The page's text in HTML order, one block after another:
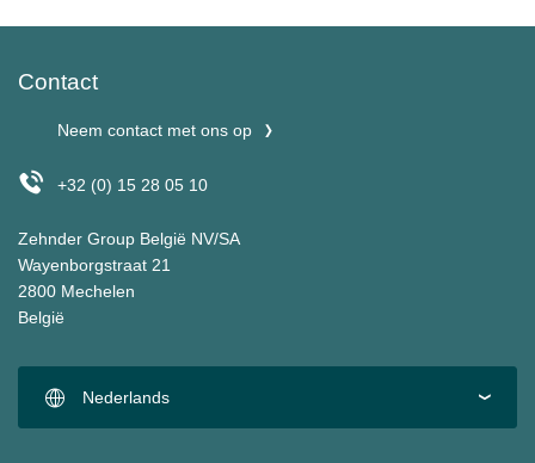
Contact
Neem contact met ons op
+32 (0) 15 28 05 10
Zehnder Group België NV/SA
Wayenborgstraat 21
2800 Mechelen
België
Nederlands